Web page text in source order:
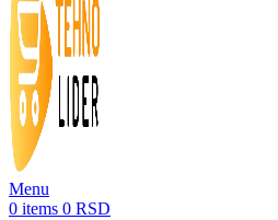
Menu
0 items 0 RSD